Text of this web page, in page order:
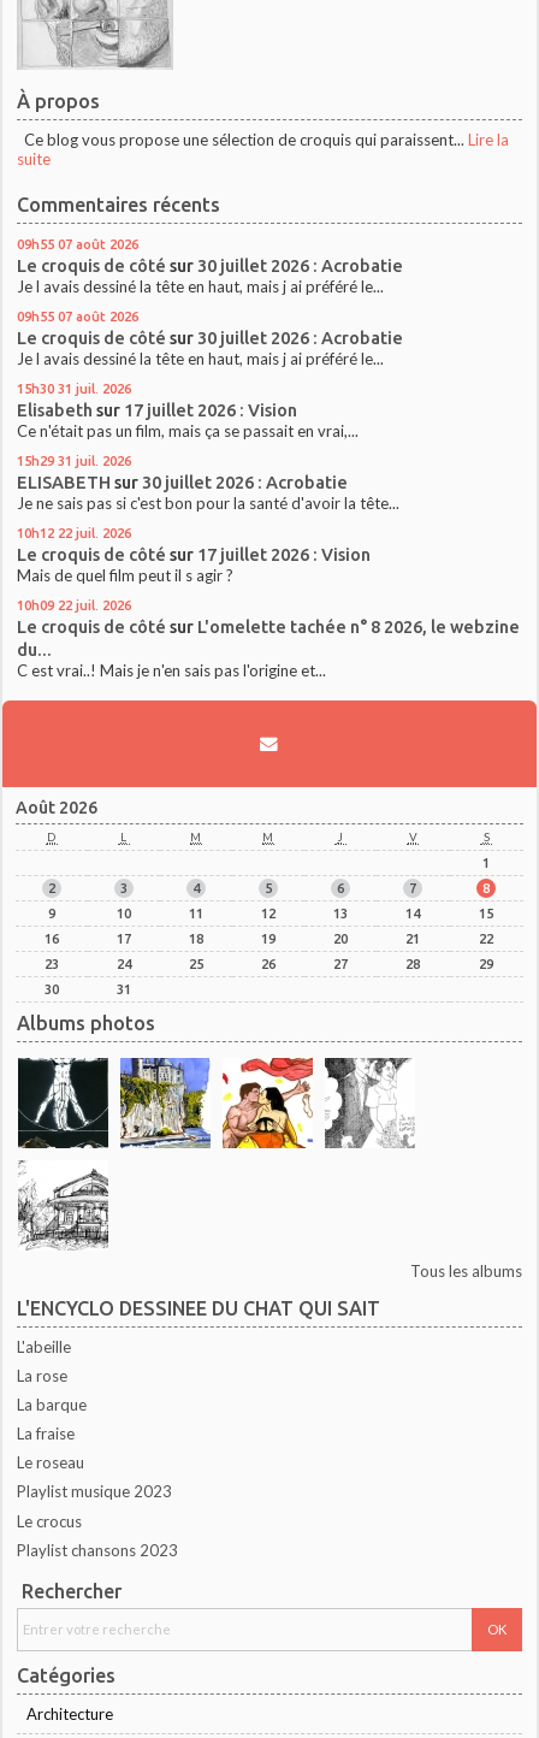
À propos
Ce blog vous propose une sélection de croquis qui paraissent... Lire la
suite
Commentaires récents
09h55 07 août 2026
Le croquis de côté sur 30 juillet 2026 : Acrobatie
Je l avais dessiné la tête en haut, mais j ai préféré le...
09h55 07 août 2026
Le croquis de côté sur 30 juillet 2026 : Acrobatie
Je l avais dessiné la tête en haut, mais j ai préféré le...
15h30 31 juil. 2026
Elisabeth sur 17 juillet 2026 : Vision
Ce n'était pas un film, mais ça se passait en vrai,...
15h29 31 juil. 2026
ELISABETH sur 30 juillet 2026 : Acrobatie
Je ne sais pas si c'est bon pour la santé d'avoir la tête...
10h12 22 juil. 2026
Le croquis de côté sur 17 juillet 2026 : Vision
Mais de quel film peut il s agir ?
10h09 22 juil. 2026
Le croquis de côté sur L'omelette tachée n° 8 2026, le webzine
du...
C est vrai..! Mais je n'en sais pas l'origine et...
Août 2026
D L M M J V S
1
2
3 4 5 6 7
8
9
10 11 12 13 14
15
16
17 18 19 20 21
22
23
24 25 26 27 28
29
30
31
Albums photos
Tous les albums
L'ENCYCLO DESSINEE DU CHAT QUI SAIT
L'abeille
La rose
La barque
La fraise
Le roseau
Playlist musique 2023
Le crocus
Playlist chansons 2023
Rechercher
Catégories
Architecture